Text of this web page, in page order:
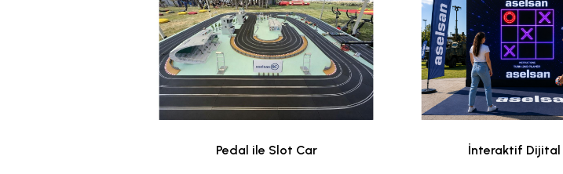
Pedal ile Slot Car İnteraktif Dijital